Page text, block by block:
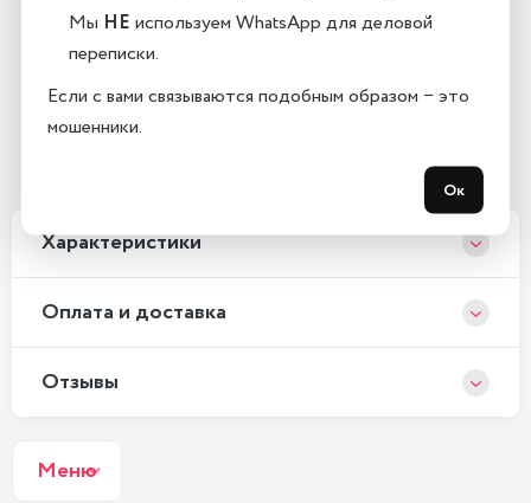
Остались вопросы?
Закажите обратный звонок
Xарактеристики
Оплата и доставка
Отзывы
Меню
Мы НЕ используем WhatsApp для деловой
переписки.
Если с вами связываются подобным образом − это
мошенники.
Ок